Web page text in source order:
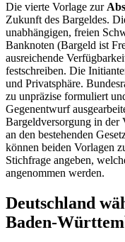
Die vierte Vorlage zur
Zukunft des Bargeldes.
unabhängigen, freien
Banknoten (Bargeld ist
ausreichende
festschreiben. Die
und Privatsphäre.
zu unpräzise formuliert
Gegenentwurf
Bargeldversorgung in der
an den bestehenden
können beiden Vorlagen
Stichfrage angeben,
angenommen werden.
Deutschland
Baden-